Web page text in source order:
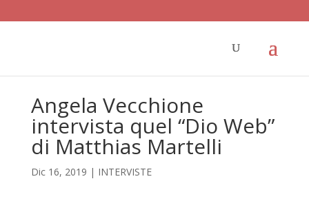
Angela Vecchione
intervista quel “Dio Web”
di Matthias Martelli
Dic 16, 2019 | INTERVISTE